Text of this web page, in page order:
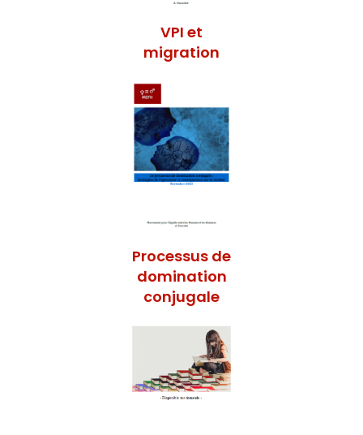
VPI et
migration
Processus de
domination
conjugale